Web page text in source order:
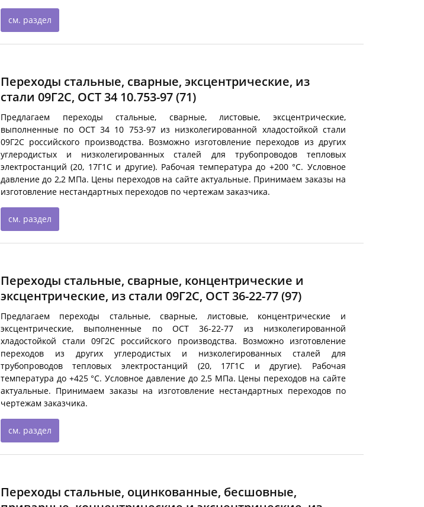
см. раздел
Переходы стальные, сварные, эксцентрические, из
стали 09Г2С, ОСТ 34 10.753-97(71)
Предлагаем переходы стальные, сварные, листовые, эксцентрические,
выполненные по ОСТ 34 10 753-97 из низколегированной хладостойкой стали
09Г2С российского производства. Возможно изготовление переходов из других
углеродистых и низколегированных сталей для трубопроводов тепловых
электростанций (20, 17Г1С и другие). Рабочая температура до +200 °С. Условное
давление до 2,2 МПа. Цены переходов на сайте актуальные. Принимаем заказы на
изготовление нестандартных переходов по чертежам заказчика.
см. раздел
Переходы стальные, сварные, концентрические и
эксцентрические, из стали 09Г2С, ОСТ 36-22-77(97)
Предлагаем переходы стальные, сварные, листовые, концентрические и
эксцентрические, выполненные по ОСТ 36-22-77 из низколегированной
хладостойкой стали 09Г2С российского производства. Возможно изготовление
переходов из других углеродистых и низколегированных сталей для
трубопроводов тепловых электростанций (20, 17Г1С и другие). Рабочая
температура до +425 °С. Условное давление до 2,5 МПа. Цены переходов на сайте
актуальные. Принимаем заказы на изготовление нестандартных переходов по
чертежам заказчика.
см. раздел
Переходы стальные, оцинкованные, бесшовные,